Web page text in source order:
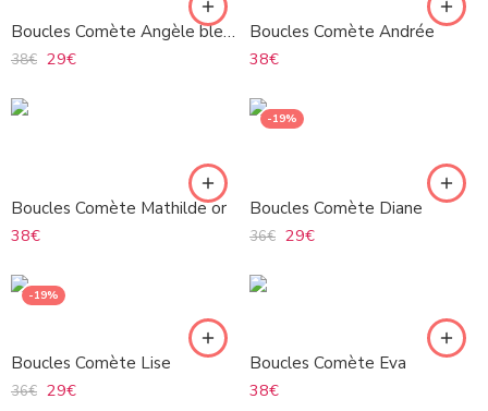
Boucles Comète Angèle bleuté
38€ 29€
Boucles Comète Andrée
38€
Boucles Comète Mathilde or
38€
-19%
Boucles Comète Diane
36€ 29€
-19%
Boucles Comète Lise
36€ 29€
Boucles Comète Eva
38€